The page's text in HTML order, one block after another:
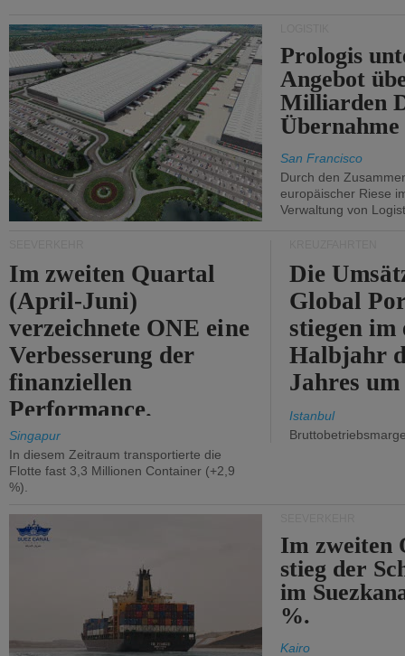
von Hormuz.
Prologis
Angebot
Milliarden
Übernahme
San Francisco
Durch den
europäischer Riese
Verwaltung von
Im zweiten Quartal
(April-Juni)
verzeichnete ONE eine
Verbesserung der
finanziellen
Performance.
Singapur
In diesem Zeitraum transportierte die
Flotte fast 3,3 Millionen Container (+2,9
%).
Die
Global
stiegen im
Halbjahr
Jahres
Istanbul
Im zweiten
stieg der
im
%.
Kairo